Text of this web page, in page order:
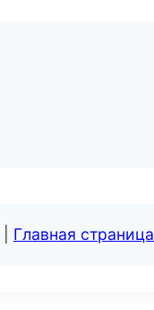
Главная страница